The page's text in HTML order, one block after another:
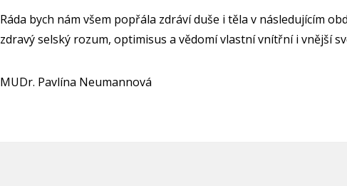
Ráda bych nám všem popřála zdráví duše i těla v následujícím
zdravý selský rozum, optimisus a vědomí vlastní vnítřní i vnější
MUDr. Pavlína Neumannová